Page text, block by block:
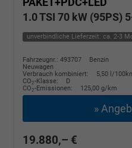
1.0 TSI 70 kW (95PS)
unverbindliche Lieferzeit: ca. 2-3
Fahrzeugnr.: 493707
Benzin
Neuwagen
Verbrauch kombiniert:
5,50 l/
CO2-Klasse:
D
CO2-Emissionen: 125,00 g/km
»
19.880,– €